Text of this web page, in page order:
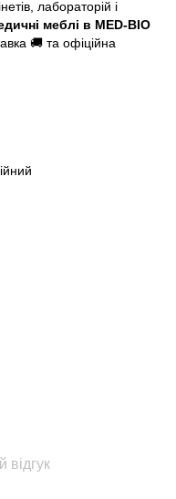
лабораторій і
меблі в MED-BIO
🚚 та офіційна